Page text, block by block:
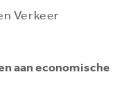
Verkeer
aan economische